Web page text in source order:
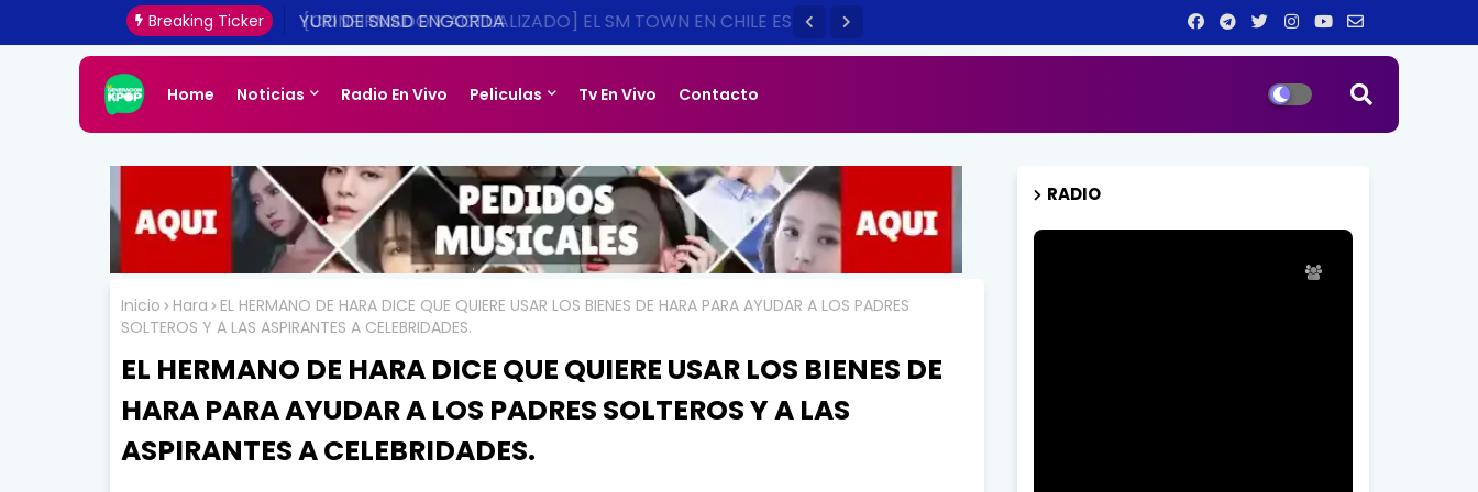
Breaking Ticker
[CONFIRMADO Y ACTUALIZADO] EL SM TOWN EN CHILE ES
UNA REALIDAD ESTE 2014
Home Noticias Radio En Vivo Peliculas Tv En Vivo Contacto
Inicio Hara
EL HERMANO DE HARA DICE QUE QUIERE USAR LOS BIENES DE HARA PARA AYUDAR A LOS PADRES
SOLTEROS Y A LAS ASPIRANTES A CELEBRIDADES.
EL HERMANO DE HARA DICE QUE QUIERE USAR LOS BIENES DE
HARA PARA AYUDAR A LOS PADRES SOLTEROS Y A LAS
ASPIRANTES A CELEBRIDADES.
RADIO